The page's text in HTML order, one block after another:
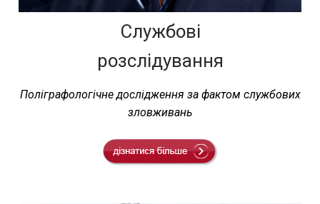
Службові
розслідування
Поліграфологічне дослідження за фактом службових
зловживань